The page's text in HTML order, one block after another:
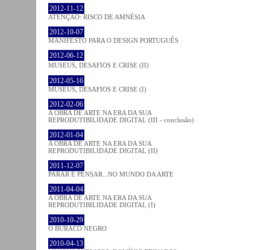
2012-11-12
ATENÇÃO: RISCO DE AMNÉSIA
2012-10-07
MANIFESTO PARA O DESIGN PORTUGUÊS
2012-06-12
MUSEUS, DESAFIOS E CRISE (II)
2012-05-16
MUSEUS, DESAFIOS E CRISE (I)
2012-02-06
A OBRA DE ARTE NA ERA DA SUA
REPRODUTIBILIDADE DIGITAL (III - conclusão)
2012-01-04
A OBRA DE ARTE NA ERA DA SUA
REPRODUTIBILIDADE DIGITAL (II)
2011-12-07
PARAR E PENSAR...NO MUNDO DA ARTE
2011-04-04
A OBRA DE ARTE NA ERA DA SUA
REPRODUTIBILIDADE DIGITAL (I)
2010-10-29
O BURACO NEGRO
2010-04-13